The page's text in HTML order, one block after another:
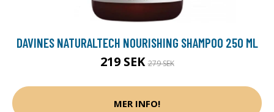
DAVINES NATURALTECH NOURISHING SHAMPOO 250 ML
219 SEK279 SEK
MER INFO!